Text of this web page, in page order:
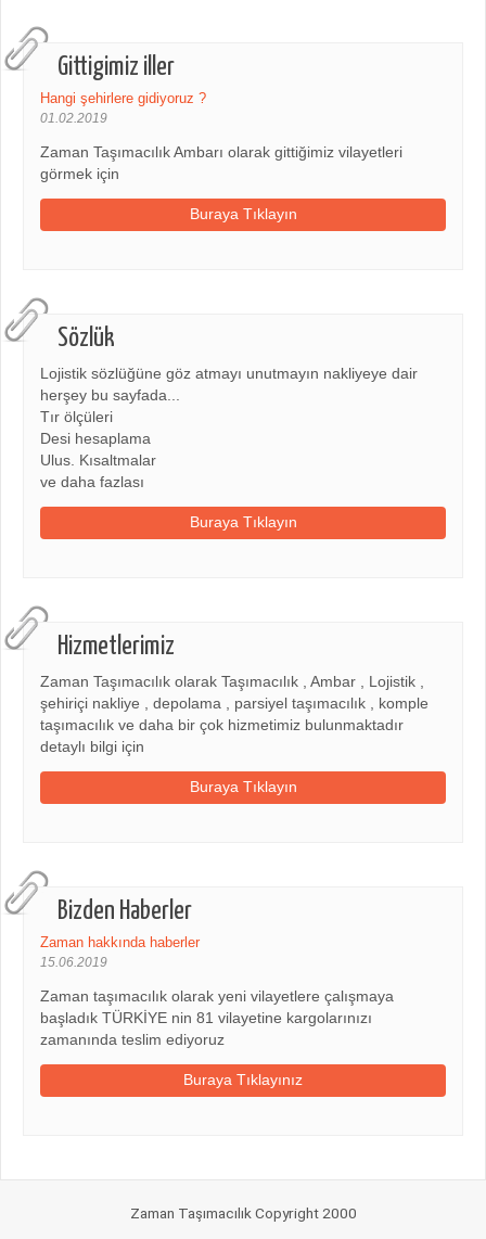
Gittigimiz iller
Hangi şehirlere gidiyoruz ?
01.02.2019
Zaman Taşımacılık Ambarı olarak gittiğimiz vilayetleri
görmek için
Buraya Tıklayın
Sözlük
Lojistik sözlüğüne göz atmayı unutmayın nakliyeye dair
herşey bu sayfada...
Tır ölçüleri
Desi hesaplama
Ulus. Kısaltmalar
ve daha fazlası
Buraya Tıklayın
Hizmetlerimiz
Zaman Taşımacılık olarak Taşımacılık , Ambar , Lojistik ,
şehiriçi nakliye , depolama , parsiyel taşımacılık , komple
taşımacılık ve daha bir çok hizmetimiz bulunmaktadır
detaylı bilgi için
Buraya Tıklayın
Bizden Haberler
Zaman hakkında haberler
15.06.2019
Zaman taşımacılık olarak yeni vilayetlere çalışmaya
başladık TÜRKİYE nin 81 vilayetine kargolarınızı
zamanında teslim ediyoruz
Buraya Tıklayınız
Zaman Taşımacılık Copyright 2000